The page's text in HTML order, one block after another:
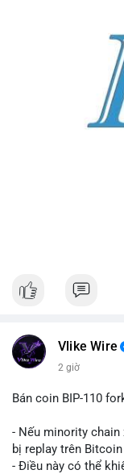
Vlike Wire
2 giờ
Bán coin BIP-110
- Nếu minority
bị replay trên Bitcoin
- Điều này có thể